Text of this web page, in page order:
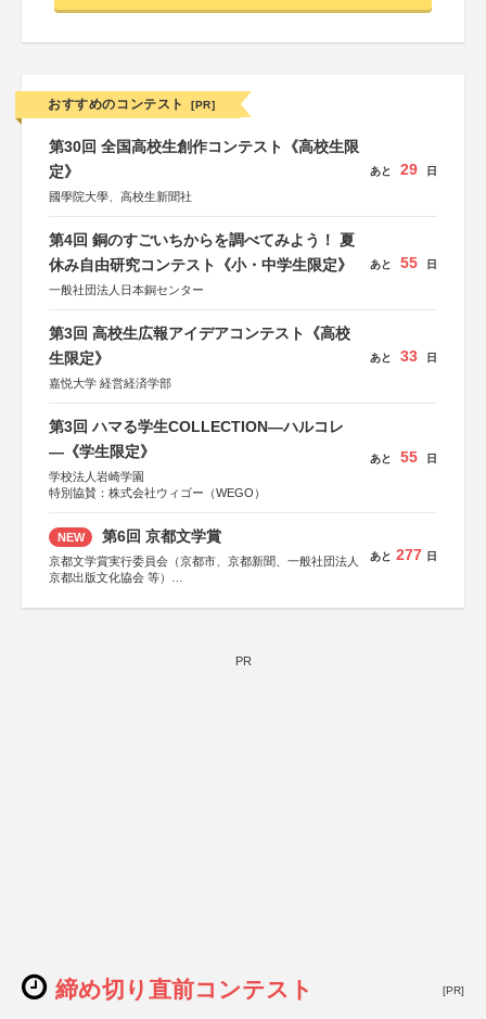
おすすめのコンテスト [PR]
第30回 全国高校生創作コンテスト《高校生限
定》
國學院大學、高校生新聞社
あと 29 日
第4回 銅のすごいちからを調べてみよう！ 夏
休み自由研究コンテスト《小・中学生限定》
一般社団法人日本銅センター
あと 55 日
第3回 高校生広報アイデアコンテスト《高校
生限定》
嘉悦大学 経営経済学部
あと 33 日
第3回 ハマる学生COLLECTION―ハルコレ
―《学生限定》
学校法人岩崎学園
特別協賛：株式会社ウィゴー（WEGO）
あと 55 日
NEW 第6回 京都文学賞
京都文学賞実行委員会（京都市、京都新聞、一般社団法人
京都出版文化協会 等）
KADOKAWA、河出書房新社、幻冬舎、講談社、光文社、
あと 277 日
PR
締め切り直前コンテスト [PR]